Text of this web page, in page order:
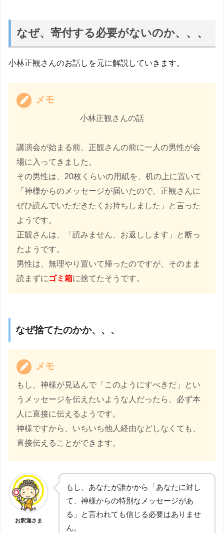
なぜ、寄付する必要がないのか、、、
小林正観さんのお話しを元に解説していきます。
メモ
小林正観さんの話
講演会が始まる前、正観さんの前に一人の男性が会
場に入ってきました。
その男性は、20枚くらいの用紙を、机の上に置いて
「神様からのメッセージが届いたので、正観さんに
ぜひ読んでいただきたくお持ちしました」と言った
ようです。
正観さんは、「読みません、お返しします」と断っ
たようです。
男性は、無理やり置いて帰ったのですが、そのまま
読まずに ゴミ箱に捨てたそうです。
なぜ捨てたのかか、、、
メモ
もし、神様が見込んで「このようにすべきだ」とい
うメッセージを伝えたいような人だったら、必ず本
人に直接に伝えるようです。
神様ですから、いちいち他人経由などしなくても、
直接伝えることができます。
お釈迦さま
もし、あなたが誰かから「あなたに対し
て、神様からの特別なメッセージがあ
る」と言われても信じる必要はありませ
ん。